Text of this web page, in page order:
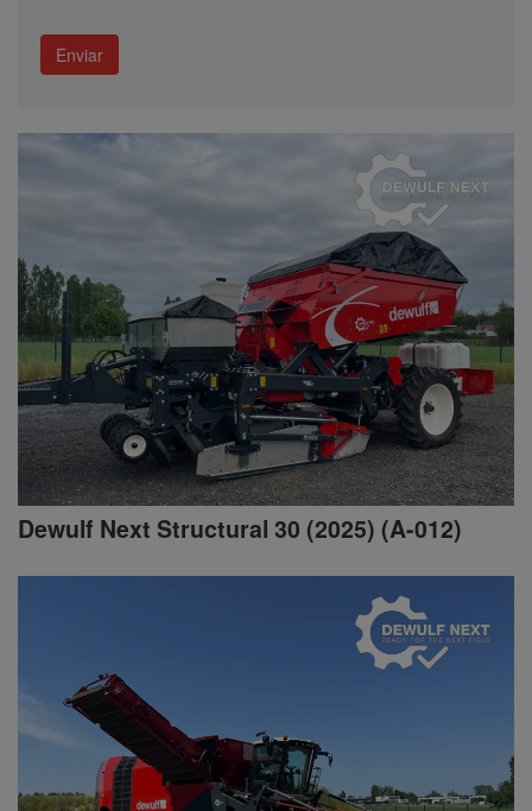
Enviar
Dewulf Next Structural 30 (2025) (A-012)